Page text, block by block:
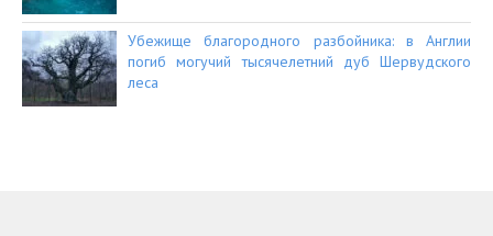
Убежище благородного разбойника: в Англии
погиб могучий тысячелетний дуб Шервудского
леса